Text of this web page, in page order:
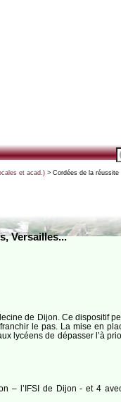
et acad.)> Cordées de la réussite
Versailles...
de Dijon. Ce dispositif
le pas. La mise en
lycéens de dépasser l’à
– l’IFSI de Dijon - et 4